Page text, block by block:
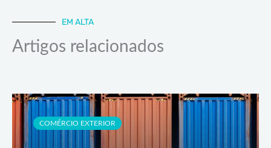
EM ALTA
Artigos relacionados
COMÉRCIO EXTERIOR